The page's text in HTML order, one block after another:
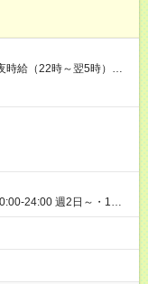
時給（22時～翌5時）：
げで一ヶ月とさせてい
修中も同時給）
24:00 週2日～・1日
〇昼帯 9:00-14:00 〇午
深夜帯 22:00-翌5:00 基